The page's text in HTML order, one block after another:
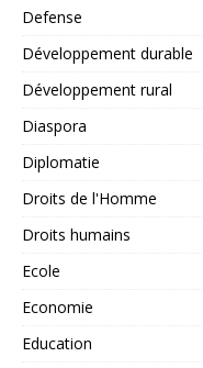
Defense
Développement durable
Développement rural
Diaspora
Diplomatie
Droits de l'Homme
Droits humains
Ecole
Economie
Education